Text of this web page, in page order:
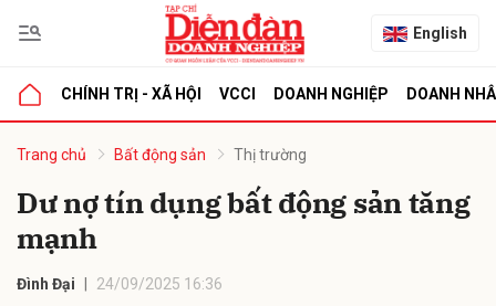
English
CHÍNH TRỊ - XÃ HỘI VCCI DOANH NGHIỆP DOANH
Trang chủ Bất động sản Thị trường
Dư nợ tín dụng bất động sản tăng
mạnh
Đình Đại 24/09/2025 16:36
luận